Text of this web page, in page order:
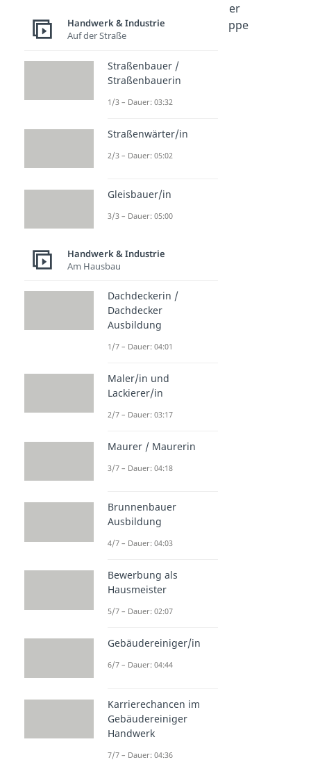
Soldatin/Soldat der
Spezialpioniertruppe
Handwerk & Industrie
Auf der Straße
Straßenbauer /
Straßenbauerin
1/3 – Dauer: 03:32
Straßenwärter/in
2/3 – Dauer: 05:02
Gleisbauer/in
3/3 – Dauer: 05:00
Handwerk & Industrie
Am Hausbau
Dachdeckerin /
Dachdecker
Ausbildung
1/7 – Dauer: 04:01
Maler/in und
Lackierer/in
2/7 – Dauer: 03:17
Maurer / Maurerin
3/7 – Dauer: 04:18
Brunnenbauer
Ausbildung
4/7 – Dauer: 04:03
Bewerbung als
Hausmeister
5/7 – Dauer: 02:07
Gebäudereiniger/in
6/7 – Dauer: 04:44
Karrierechancen im
Gebäudereiniger
Handwerk
7/7 – Dauer: 04:36